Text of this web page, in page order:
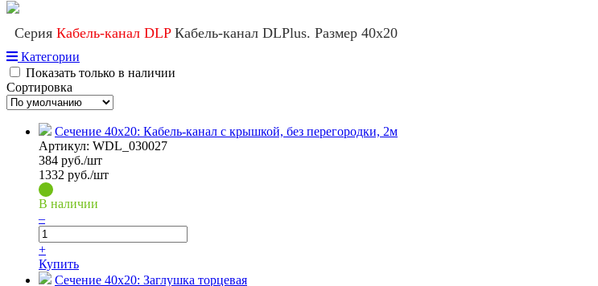
Серия Кабель-канал DLPКабель-канал DLPlus. Размер 40х20
Категории
Показать только в наличии
Сортировка
Сечение 40х20: Кабель-канал с крышкой, без перегородки, 2м
Артикул: WDL_030027
384 руб./шт
1332 руб./шт
В наличии
–
+
Купить
Сечение 40х20: Заглушка торцевая